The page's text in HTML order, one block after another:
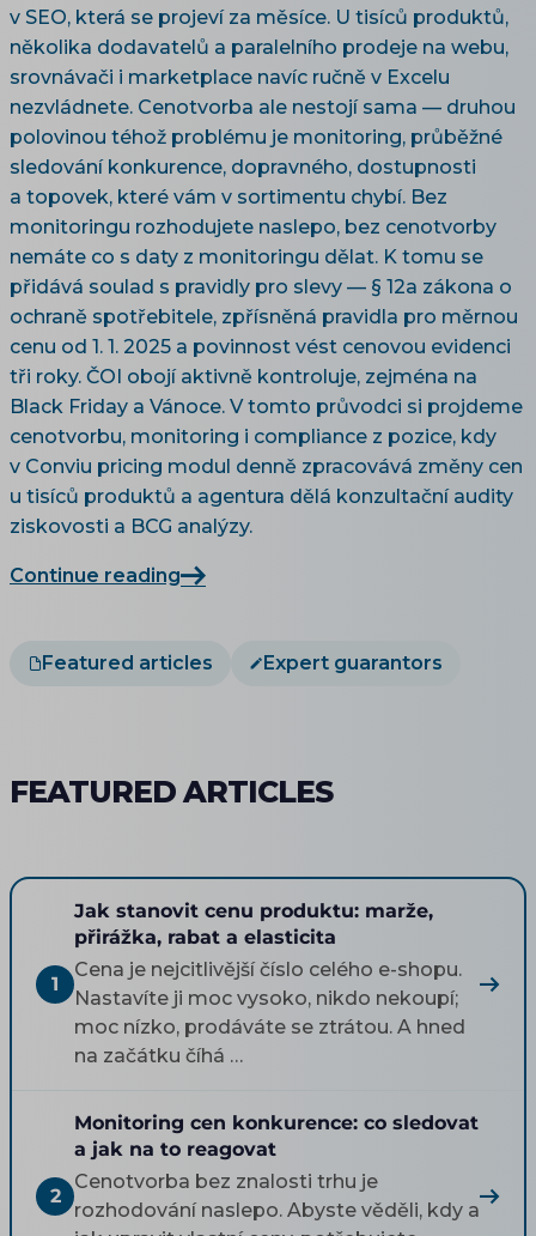
v SEO, která se projeví za měsíce. U tisíců produktů,
několika dodavatelů a paralelního prodeje na webu,
srovnávači i marketplace navíc ručně v Excelu
nezvládnete. Cenotvorba ale nestojí sama — druhou
polovinou téhož problému je monitoring, průběžné
sledování konkurence, dopravného, dostupnosti
a topovek, které vám v sortimentu chybí. Bez
monitoringu rozhodujete naslepo, bez cenotvorby
nemáte co s daty z monitoringu dělat. K tomu se
přidává soulad s pravidly pro slevy — § 12a zákona o
ochraně spotřebitele, zpřísněná pravidla pro měrnou
cenu od 1. 1. 2025 a povinnost vést cenovou evidenci
tři roky. ČOI obojí aktivně kontroluje, zejména na
Black Friday a Vánoce. V tomto průvodci si projdeme
cenotvorbu, monitoring i compliance z pozice, kdy
v Conviu pricing modul denně zpracovává změny cen
u tisíců produktů a agentura dělá konzultační audity
ziskovosti a BCG analýzy.
Continue reading
Featured articles Expert guarantors
FEATURED ARTICLES
1
Jak stanovit cenu produktu: marže,
přirážka, rabat a elasticita
Cena je nejcitlivější číslo celého e-shopu.
Nastavíte ji moc vysoko, nikdo nekoupí;
moc nízko, prodáváte se ztrátou. A hned
na začátku číhá …
2
Monitoring cen konkurence: co sledovat
a jak na to reagovat
Cenotvorba bez znalosti trhu je
rozhodování naslepo. Abyste věděli, kdy a